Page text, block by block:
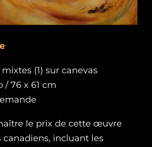
(1) sur canevas
/ 76 x 61 cm
le prix de cette œuvre
canadiens, incluant les